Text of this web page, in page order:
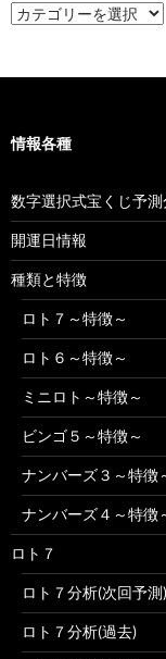
カ
テ
情報各種
数字選択式宝くじ予
開運日情報
種類と特徴
ロト７～特徴～
ロト６～特徴～
ミニロト～特徴～
ビンゴ５～特徴～
ナンバーズ３～特徴
ナンバーズ４～特徴
ロト７
ロト７分析(次回予測)
ロト７分析(過去)